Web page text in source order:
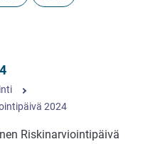
2024
Riskinarviointipäivä